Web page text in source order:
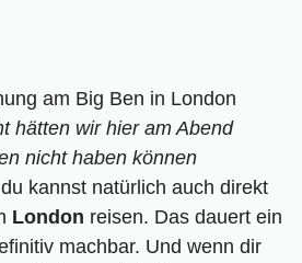
hätten wir hier am Abend
nicht haben können
kannst natürlich auch direkt
London reisen. Das dauert ein
machbar. Und wenn dir